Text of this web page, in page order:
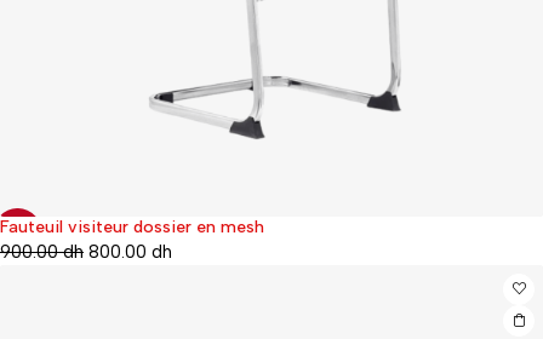
-11%
Fauteuil visiteur dossier en mesh
900.00dh 800.00 dh